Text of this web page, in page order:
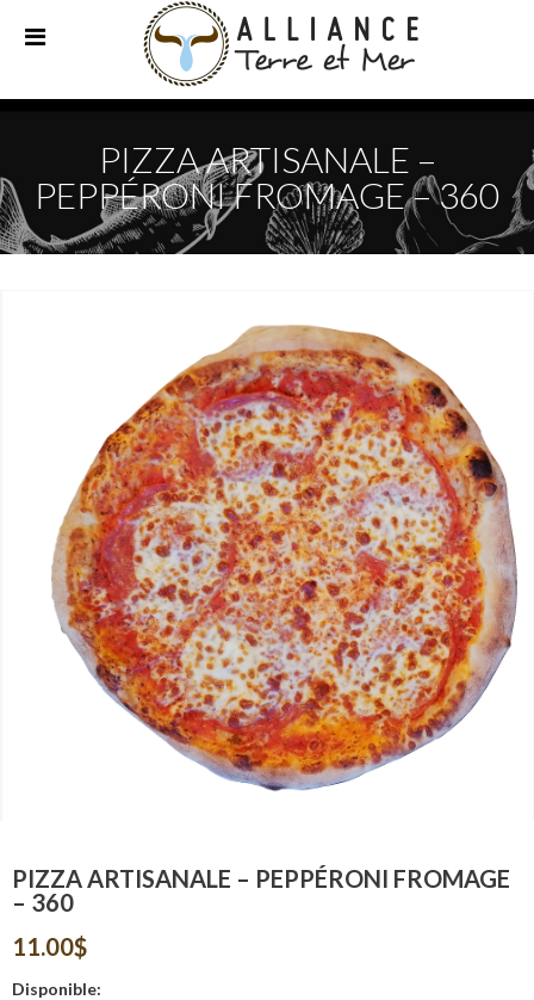
PIZZA ARTISANALE –
PEPPÉRONI FROMAGE – 360
PIZZA ARTISANALE – PEPPÉRONI FROMAGE
– 360
11.00$
Disponible: